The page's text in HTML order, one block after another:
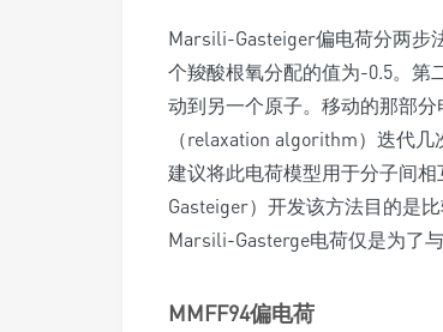
Marsili-Gasteiger偏电荷分两步
个羧酸根氧分配的值为-0.5。第
动到另一个原子。移动的那部
（relaxation algorithm）迭代
建议将此电荷模型用于分子间
Gasteiger）开发该方法目的是
Marsili-Gasterge电荷仅是为了
MMFF94偏电荷